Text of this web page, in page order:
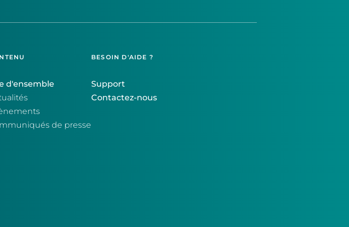
d'ensemble
de presse
BESOIN D'AIDE ?
Support
Contactez-nous